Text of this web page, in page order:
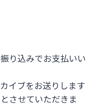
り込みでお支払いい
イブをお送りします
させていただきま